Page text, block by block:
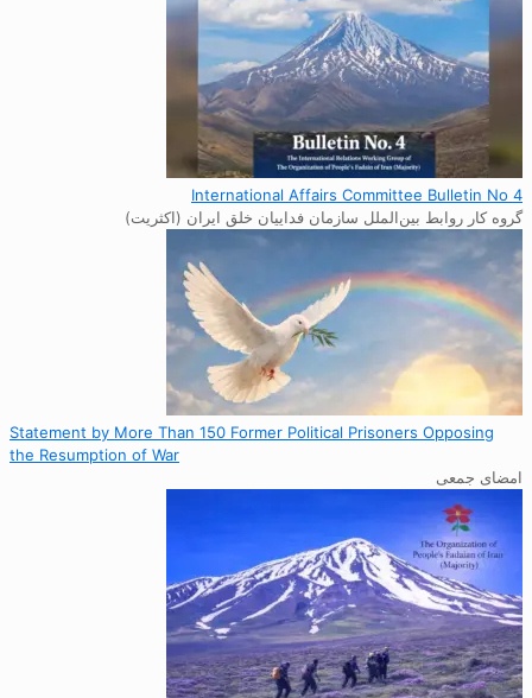
International Affairs Committee Bulletin No 4
گروه کار روابط بین‌الملل سازمان فداییان خلق ایران (اکثریت)
Statement by More Than 150 Former Political Prisoners Opposing
the Resumption of War
امضای جمعی